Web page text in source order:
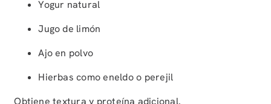
Yogur natural
Jugo de limón
Ajo en polvo
Hierbas como eneldo o perejil
Obtiene textura y proteína adicional.